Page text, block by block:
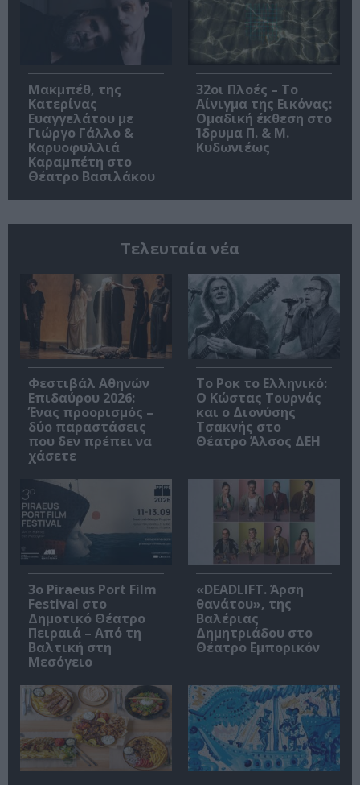
Μακμπέθ, της
Κατερίνας
Ευαγγελάτου με
Γιώργο Γάλλο &
Καρυοφυλλιά
Καραμπέτη στο
Θέατρο Βασιλάκου
32οι Πλοές – Το
Αίνιγμα της Εικόνας:
Ομαδική έκθεση στο
Ίδρυμα Π. & Μ.
Κυδωνιέως
Τελευταία νέα
Φεστιβάλ Αθηνών
Επιδαύρου 2026:
Ένας προορισμός –
δύο παραστάσεις
που δεν πρέπει να
χάσετε
Το Ροκ το Ελληνικό:
Ο Κώστας Τουρνάς
και ο Διονύσης
Τσακνής στο
Θέατρο Άλσος ΔΕΗ
3o Piraeus Port Film
Festival στο
Δημοτικό Θέατρο
Πειραιά – Από τη
Βαλτική στη
Μεσόγειο
«DEADLIFT. Άρση
θανάτου», της
Βαλέριας
Δημητριάδου στο
Θέατρο Εμπορικόν